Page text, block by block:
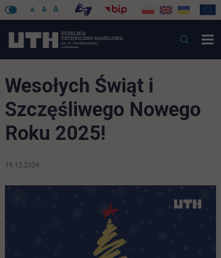
A A A
Wesołych Świąt i
Szczęśliwego Nowego
Roku 2025!
19.12.2024